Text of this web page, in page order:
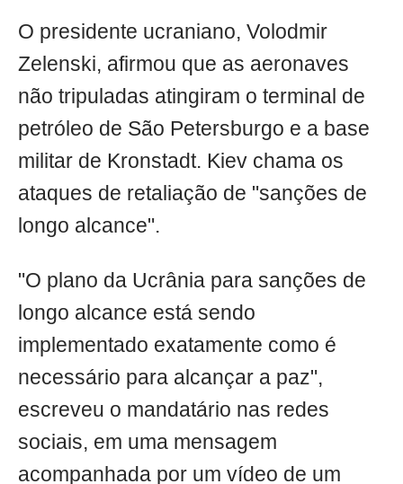
O presidente ucraniano, Volodmir
Zelenski, afirmou que as aeronaves
não tripuladas atingiram o terminal de
petróleo de São Petersburgo e a base
militar de Kronstadt. Kiev chama os
ataques de retaliação de "sanções de
longo alcance".
"O plano da Ucrânia para sanções de
longo alcance está sendo
implementado exatamente como é
necessário para alcançar a paz",
escreveu o mandatário nas redes
sociais, em uma mensagem
acompanhada por um vídeo de um